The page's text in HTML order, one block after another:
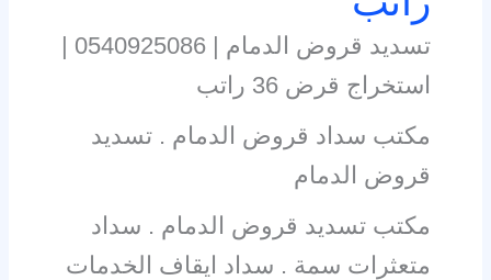
تسديد قروض الدمام | 0540925086 |
استخراج قرض 36 راتب
مكتب سداد قروض الدمام . تسديد
قروض الدمام
مكتب تسديد قروض الدمام . سداد
متعثرات سمة . سداد ايقاف الخدمات